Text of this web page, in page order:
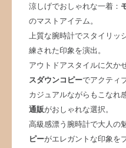
涼しげでおしゃれな一着：
のマストアイテム。
上質な腕時計でスタイリッ
練された印象を演出。
アウトドアスタイルに欠か
スダウンコピーでアクティ
カジュアルながらもこなれ
通販がおしゃれな選択。
高級感漂う腕時計で大人の
ピーがエレガントな印象を